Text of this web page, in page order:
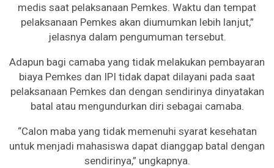
medis saat pelaksanaan Pemkes. Waktu dan tempat
pelaksanaan Pemkes akan diumumkan lebih lanjut,”
jelasnya dalam pengumuman tersebut.
Adapun bagi camaba yang tidak melakukan pembayaran
biaya Pemkes dan IPI tidak dapat dilayani pada saat
pelaksanaan Pemkes dan dengan sendirinya dinyatakan
batal atau mengundurkan diri sebagai camaba.
“Calon maba yang tidak memenuhi syarat kesehatan
untuk menjadi mahasiswa dapat dianggap batal dengan
sendirinya,” ungkapnya.